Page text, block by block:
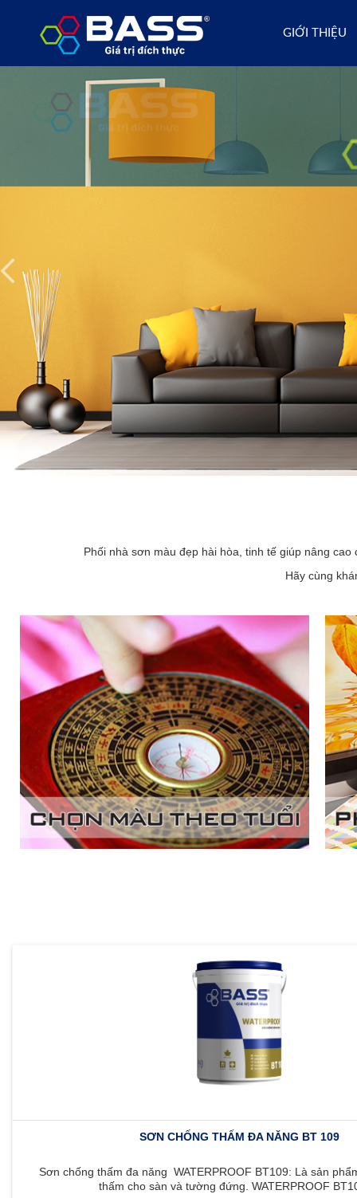
GIỚI THIỆU
Phối nhà sơn màu đẹp hài hòa, tinh tế giúp nâng
Hãy cùng
SƠN CHỐNG THẤM ĐA NĂNG BT 109
Sơn chống thấm đa năng WATERPROOF BT109: Là sản
thấm cho sàn và tường đứng. WATERPROOF